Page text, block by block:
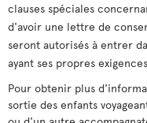
clauses spéciales
d'avoir une lettre de
seront autorisés à entrer
ayant ses propres
Pour obtenir plus
sortie des enfants